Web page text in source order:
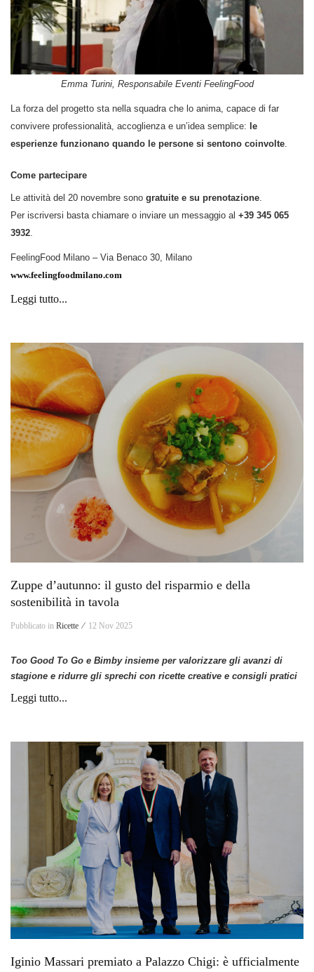
Emma Turini, Responsabile Eventi FeelingFood
La forza del progetto sta nella squadra che lo anima, capace di far
convivere professionalità, accoglienza e un’idea semplice: le
esperienze funzionano quando le persone si sentono coinvolte
Come partecipare
Le attività del 20 novembre sono gratuite e su prenotazione
Per iscriversi basta chiamare o inviare un messaggio al +39 345 065
3932
FeelingFood Milano – Via Benaco 30, Milano
www.feelingfoodmilano.com
Leggi tutto...
Zuppe d’autunno: il gusto del risparmio e della
sostenibilità in tavola
Pubblicato in Ricette ⁄ 12 Nov 2025
Too Good To Go e Bimby insieme per valorizzare gli avanzi di
stagione e ridurre gli sprechi con ricette creative e consigli pratici
Leggi tutto...
Iginio Massari premiato a Palazzo Chigi: è ufficialmente